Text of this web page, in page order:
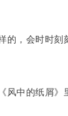
的，会时时刻
风中的纸屑》